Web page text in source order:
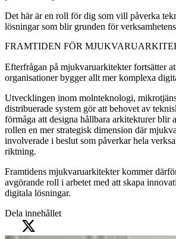
Det här är en roll för dig som vill påverka
lösningar som blir grunden för
FRAMTIDEN FÖR
Efterfrågan på mjukvaruarkitekter fortsätter
organisationer bygger allt mer komplexa
Utvecklingen inom molnteknologi,
distribuerade system gör att behovet av
förmåga att designa hållbara arkitekturer blir
rollen en mer strategisk dimension där
involverade i beslut som påverkar hela
riktning.
Framtidens mjukvaruarkitekter kommer
avgörande roll i arbetet med att skapa
digitala lösningar.
Dela innehållet